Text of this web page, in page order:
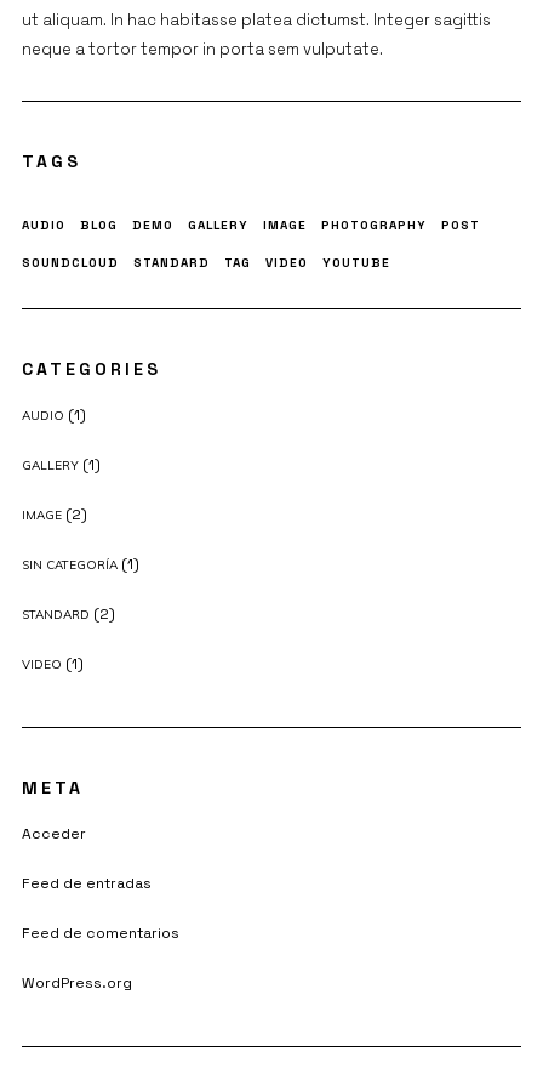
ut aliquam. In hac habitasse platea dictumst. Integer sagittis
neque a tortor tempor in porta sem vulputate.
TAGS
AUDIO BLOG DEMO GALLERY IMAGE PHOTOGRAPHY POST
SOUNDCLOUD STANDARD TAG VIDEO YOUTUBE
CATEGORIES
AUDIO (1)
GALLERY(1)
IMAGE(2)
SIN CATEGORÍA(1)
STANDARD (2)
VIDEO (1)
META
Acceder
Feed de entradas
Feed de comentarios
WordPress.org